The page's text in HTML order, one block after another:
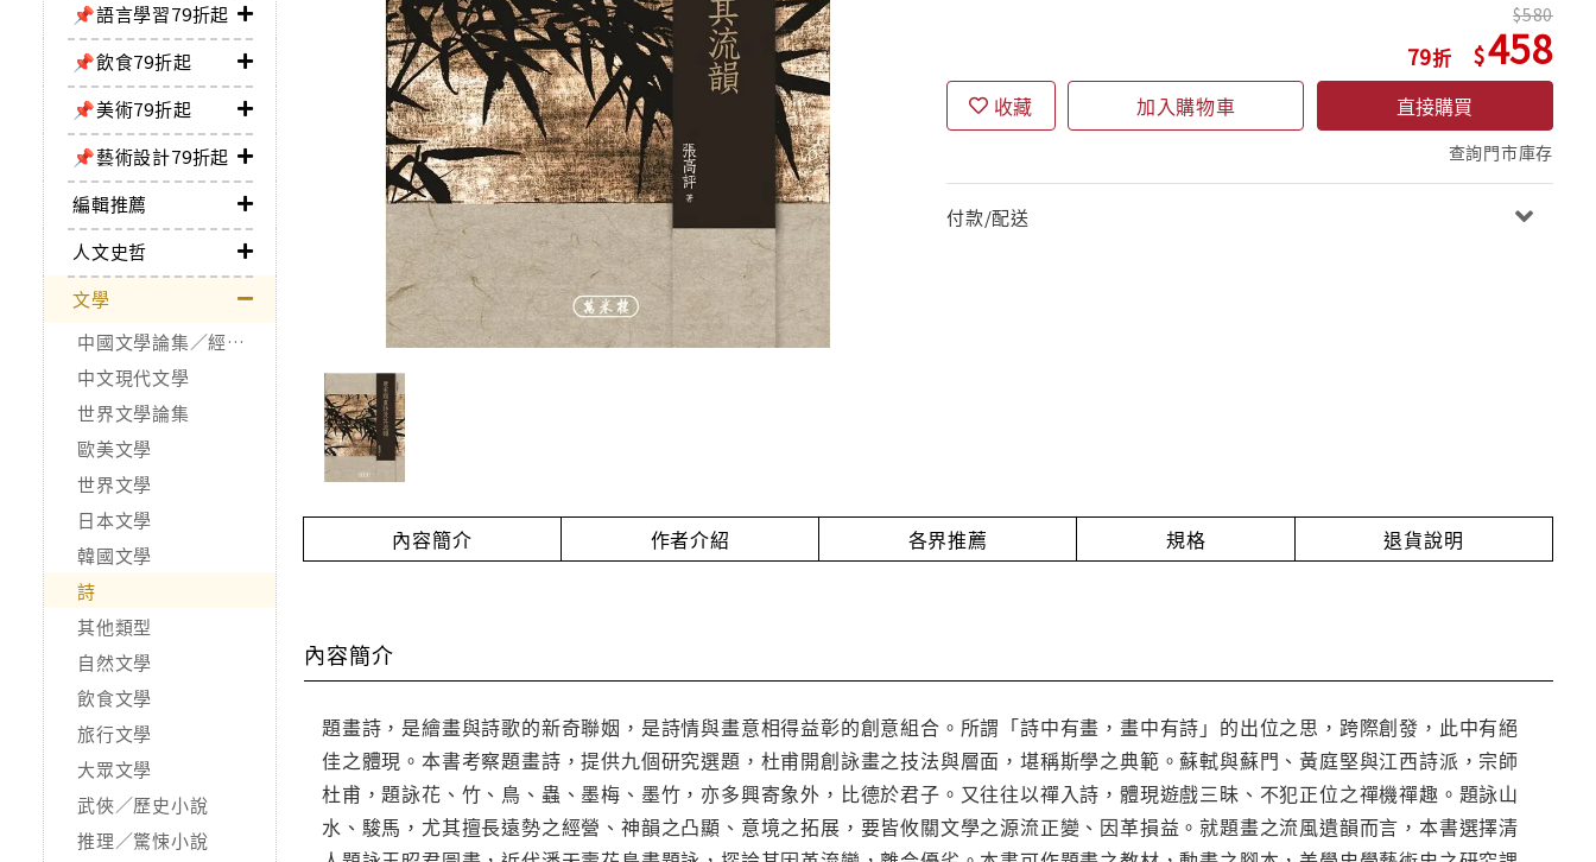
📌語言學習79折起
📌飲食79折起
📌美術79折起
📌藝術設計79折起
編輯推薦
人文史哲
文學
中國文學論集／經典作品
中文現代文學
世界文學論集
歐美文學
世界文學
日本文學
韓國文學
詩
其他類型
自然文學
飲食文學
旅行文學
大眾文學
武俠／歷史小說
推理／驚悚小說
79
580
458
收藏 加入購物車 直接購買
查詢門市庫存
付款/配送
內容簡介 作者介紹 各界推薦 規格 退貨說明
內容簡介
題畫詩，是繪畫與詩歌的新奇聯姻，是詩情與畫意相得益彰的創意組合。所謂「詩中有畫，畫中有詩」的出位之思，跨際創發，此中有絕
佳之體現。本書考察題畫詩，提供九個研究選題，杜甫開創詠畫之技法與層面，堪稱斯學之典範。蘇軾與蘇門、黃庭堅與江西詩派，宗師
杜甫，題詠花、竹、鳥、蟲、墨梅、墨竹，亦多興寄象外，比德於君子。又往往以禪入詩，體現遊戲三昧、不犯正位之禪機禪趣。題詠山
水、駿馬，尤其擅長遠勢之經營、神韻之凸顯、意境之拓展，要皆攸關文學之源流正變、因革損益。就題畫之流風遺韻而言，本書選擇清